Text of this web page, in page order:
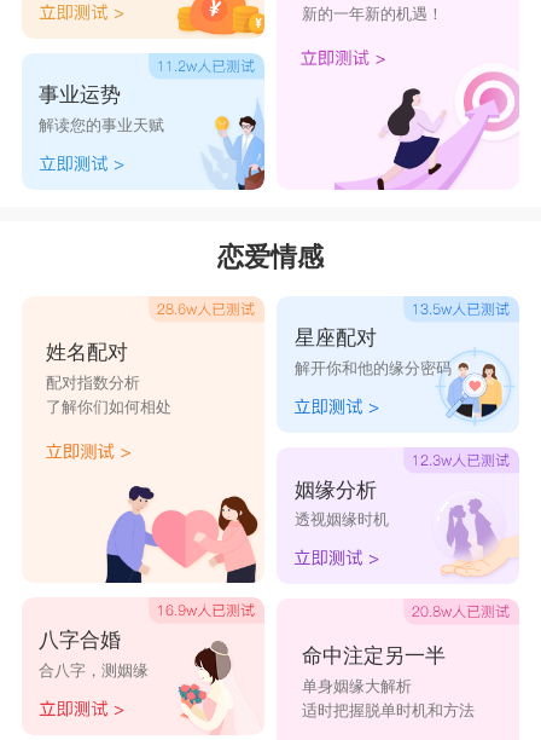
事业运势
解读您的事业天赋
新的一年新的机遇！
恋爱情感
姓名配对
配对指数分析
了解你们如何相处
八字合婚
合八字，测姻缘
星座配对
解开你和他的缘分密码
姻缘分析
透视姻缘时机
命中注定另一半
单身姻缘大解析
适时把握脱单时机和方法